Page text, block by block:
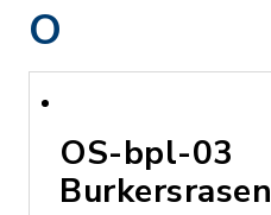
O
OS-bpl-03
Burkersrasen